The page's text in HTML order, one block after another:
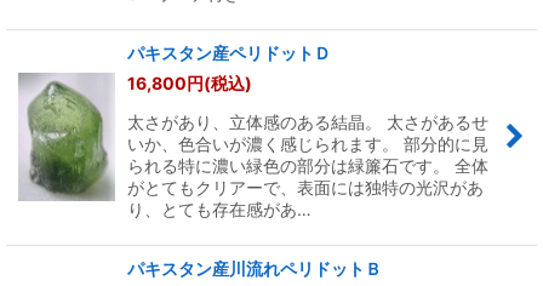
パキスタン産ペリドットＤ
16,800円(税込)
太さがあり、立体感のある結晶。 太さがあるせ
いか、色合いが濃く感じられます。 部分的に見
られる特に濃い緑色の部分は緑簾石です。 全体
がとてもクリアーで、表面には独特の光沢があ
り、とても存在感があ…
パキスタン産川流れペリドットＢ